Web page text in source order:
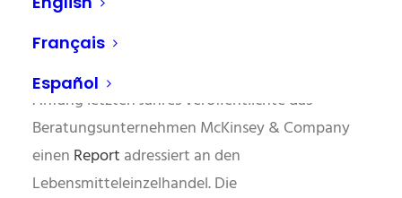
Français
Español
Beachtung der Warnzeichen
Anfang letzten Jahres veröffentlichte das
Beratungsunternehmen McKinsey & Company
einen Report adressiert an den
Lebensmitteleinzelhandel. Die